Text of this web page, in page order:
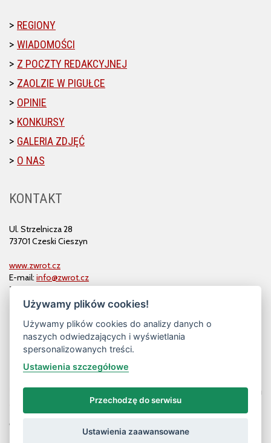
REGIONY
WIADOMOŚCI
Z POCZTY REDAKCYJNEJ
ZAOLZIE W PIGUŁCE
OPINIE
KONKURSY
GALERIA ZDJĘĆ
O NAS
KONTAKT
Ul. Strzelnicza 28
73701 Czeski Cieszyn
www.zwrot.cz
E-mail: info@zwrot.cz
Tel. i faks: 558 711 582
© ZWROT
Używamy plików cookies!
Używamy plików cookies do analizy danych o
naszych odwiedzających i wyświetlania
spersonalizowanych treści.
Ustawienia szczegółowe
Przechodzę do serwisu
Ustawienia zaawansowane